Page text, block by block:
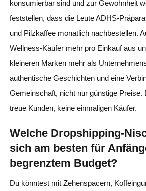
konsumierbar sind und zur Gewohnheit
feststellen, dass die Leute ADHS-
und Pilzkaffee monatlich nachbestellen.
Wellness-Käufer mehr pro Einkauf aus
kleineren Marken mehr als
authentische Geschichten und eine
Gemeinschaft, nicht nur günstige
treue Kunden, keine einmaligen Käufer.
Welche Dropshipping-
sich am besten für
begrenztem Budget?
Du könntest mit Zehenspacern,